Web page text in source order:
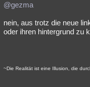
@gezma
nein, aus trotz die neue
oder ihren hintergrund zu
~Die Realität ist eine Illusion, die